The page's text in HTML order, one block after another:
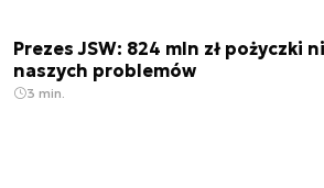
Prezes JSW: 824 mln zł pożyczki
naszych problemów
3 min.